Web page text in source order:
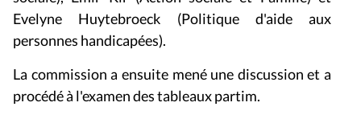
Evelyne Huytebroeck (Politique d'aide aux
personnes handicapées).
La commission a ensuite mené une discussion et a
procédé à l'examen des tableaux partim.